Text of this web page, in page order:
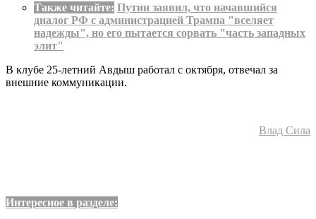
Также читайте: Путин заявил, что начавшийся
диалог РФ с администрацией Трампа "вселяет
надежды", но его пытается сорвать "часть западных
элит"
В клубе 25-летний Авдыш работал с октября, отвечал за
внешние коммуникации.
Влад Сила
Интересное в разделе: